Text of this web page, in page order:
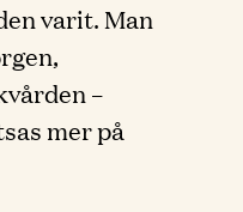
varit. Man
–
mer på